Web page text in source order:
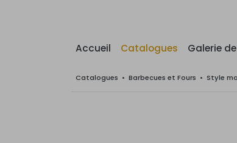
Accueil Catalogues Galerie
Catalogues • Barbecues et Fours • Style